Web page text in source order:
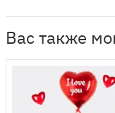
Вас также